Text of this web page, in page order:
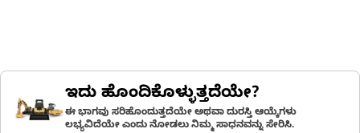
ಇದು ಹೊಂದಿಕೊಳ್ಳುತ್ತದೆಯೇ?
ಈ ಭಾಗವು ಸರಿಹೊಂದುತ್ತದೆಯೇ ಅಥವಾ ದುರಸ್ತಿ ಆಯ್ಕೆಗಳು
ಲಭ್ಯವಿದೆಯೇ ಎಂದು ನೋಡಲು ನಿಮ್ಮ ಸಾಧನವನ್ನು ಸೇರಿಸಿ.